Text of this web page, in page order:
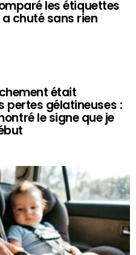
les étiquettes
chuté sans rien
était
pertes gélatineuses :
le signe que je